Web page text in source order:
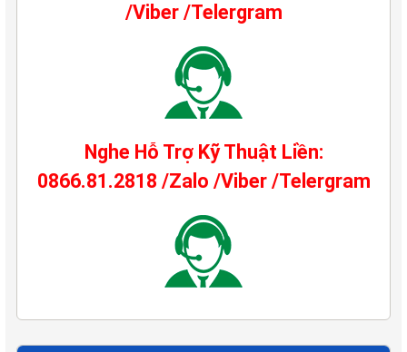
/Viber /Telergram
Nghe Hỗ Trợ Kỹ Thuật Liền:
0866.81.2818 /Zalo /Viber /Telergram